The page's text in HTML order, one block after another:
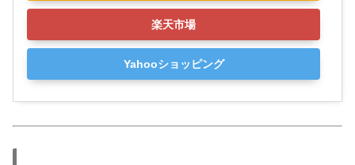
楽天市場
Yahooショッピング